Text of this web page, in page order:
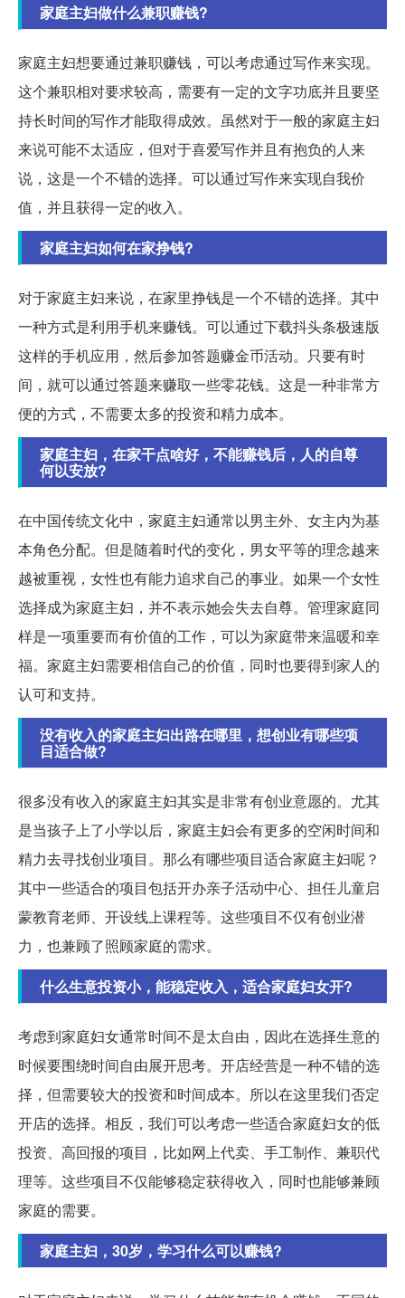
家庭主妇做什么兼职赚钱?
家庭主妇想要通过兼职赚钱，可以考虑通过写作来实现。
这个兼职相对要求较高，需要有一定的文字功底并且要坚
持长时间的写作才能取得成效。虽然对于一般的家庭主妇
来说可能不太适应，但对于喜爱写作并且有抱负的人来
说，这是一个不错的选择。可以通过写作来实现自我价
值，并且获得一定的收入。
家庭主妇如何在家挣钱?
对于家庭主妇来说，在家里挣钱是一个不错的选择。其中
一种方式是利用手机来赚钱。可以通过下载抖头条极速版
这样的手机应用，然后参加答题赚金币活动。只要有时
间，就可以通过答题来赚取一些零花钱。这是一种非常方
便的方式，不需要太多的投资和精力成本。
家庭主妇，在家干点啥好，不能赚钱后，人的自尊
何以安放?
在中国传统文化中，家庭主妇通常以男主外、女主内为基
本角色分配。但是随着时代的变化，男女平等的理念越来
越被重视，女性也有能力追求自己的事业。如果一个女性
选择成为家庭主妇，并不表示她会失去自尊。管理家庭同
样是一项重要而有价值的工作，可以为家庭带来温暖和幸
福。家庭主妇需要相信自己的价值，同时也要得到家人的
认可和支持。
没有收入的家庭主妇出路在哪里，想创业有哪些项
目适合做?
很多没有收入的家庭主妇其实是非常有创业意愿的。尤其
是当孩子上了小学以后，家庭主妇会有更多的空闲时间和
精力去寻找创业项目。那么有哪些项目适合家庭主妇呢？
其中一些适合的项目包括开办亲子活动中心、担任儿童启
蒙教育老师、开设线上课程等。这些项目不仅有创业潜
力，也兼顾了照顾家庭的需求。
什么生意投资小，能稳定收入，适合家庭妇女开?
考虑到家庭妇女通常时间不是太自由，因此在选择生意的
时候要围绕时间自由展开思考。开店经营是一种不错的选
择，但需要较大的投资和时间成本。所以在这里我们否定
开店的选择。相反，我们可以考虑一些适合家庭妇女的低
投资、高回报的项目，比如网上代卖、手工制作、兼职代
理等。这些项目不仅能够稳定获得收入，同时也能够兼顾
家庭的需要。
家庭主妇，30岁，学习什么可以赚钱?